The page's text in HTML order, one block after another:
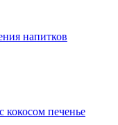
напитков
кокосом печенье